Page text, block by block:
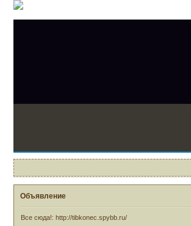
Объявление
Все сюда!: http://tibkonec.spybb.ru/